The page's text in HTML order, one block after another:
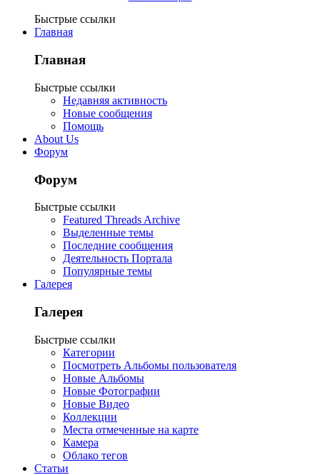
Быстрые ссылки
Главная
Главная
Быстрые ссылки
Недавняя активность
Новые сообщения
Помощь
About Us
Форум
Форум
Быстрые ссылки
Featured Threads Archive
Выделенные темы
Последние сообщения
Деятельность Портала
Популярные темы
Галерея
Галерея
Быстрые ссылки
Категории
Посмотреть Альбомы пользователя
Новые Альбомы
Новые Фотографии
Новые Видео
Коллекции
Места отмеченные на карте
Камера
Облако тегов
Статьи